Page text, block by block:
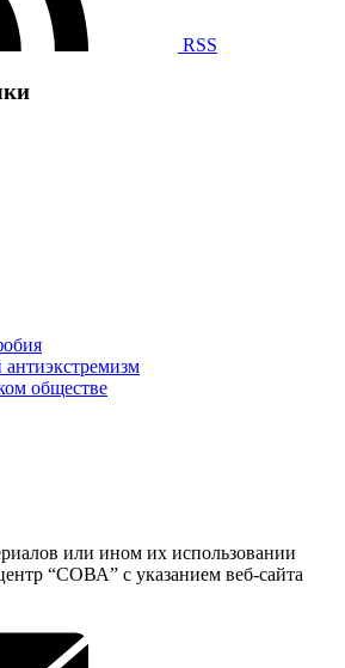
RSS
обществе
или ином их использовании
“СОВА” с указанием веб-сайта